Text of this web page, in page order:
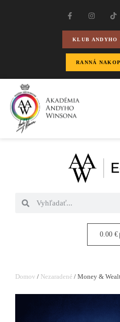
KLUB ANDYHO
RANNÁ
0.00 €
Domov / Nezaradené / Money &